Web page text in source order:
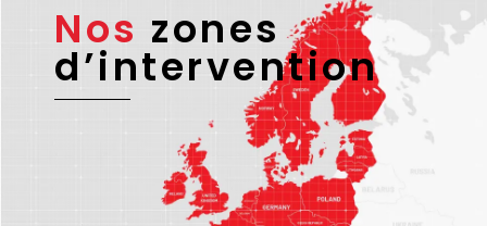
Nos zones
d’intervention